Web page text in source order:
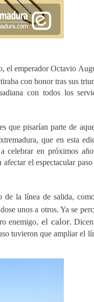
el emperador Octavio
con honor tras sus
con todos los
que pisarían parte de
que en esta
celebrar en próximos
el espectacular
de la línea de salida,
unos a otros. Ya se
enemigo, el calor.
tuvieron que ampliar el